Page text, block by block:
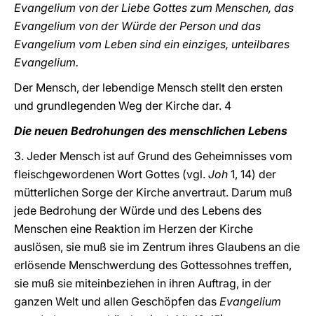
Evangelium von der Liebe Gottes zum Menschen, das
Evangelium von der Würde der Person und das
Evangelium vom Leben sind ein einziges, unteilbares
Evangelium.
Der Mensch, der lebendige Mensch stellt den ersten
und grundlegenden Weg der Kirche dar. 4
Die neuen Bedrohungen des menschlichen Lebens
3. Jeder Mensch ist auf Grund des Geheimnisses vom
fleischgewordenen Wort Gottes (vgl. Joh 1, 14) der
mütterlichen Sorge der Kirche anvertraut. Darum muß
jede Bedrohung der Würde und des Lebens des
Menschen eine Reaktion im Herzen der Kirche
auslösen, sie muß sie im Zentrum ihres Glaubens an die
erlösende Menschwerdung des Gottessohnes treffen,
sie muß sie miteinbeziehen in ihren Auftrag, in der
ganzen Welt und allen Geschöpfen das Evangelium